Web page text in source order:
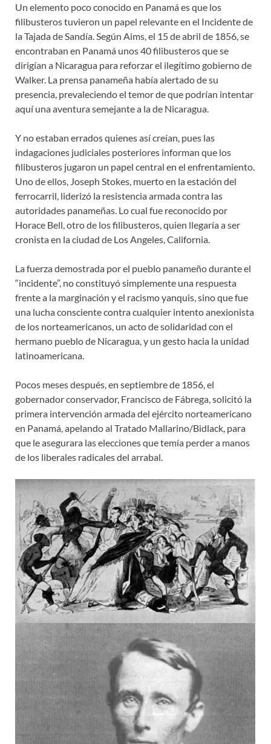
Un elemento poco conocido en Panamá es que los
filibusteros tuvieron un papel relevante en el Incidente de
la Tajada de Sandía. Según Aims, el 15 de abril de 1856, se
encontraban en Panamá unos 40 filibusteros que se
dirigían a Nicaragua para reforzar el ilegítimo gobierno de
Walker. La prensa panameña había alertado de su
presencia, prevaleciendo el temor de que podrían intentar
aquí una aventura semejante a la de Nicaragua.
Y no estaban errados quienes así creían, pues las
indagaciones judiciales posteriores informan que los
filibusteros jugaron un papel central en el enfrentamiento.
Uno de ellos, Joseph Stokes, muerto en la estación del
ferrocarril, liderizó la resistencia armada contra las
autoridades panameñas. Lo cual fue reconocido por
Horace Bell, otro de los filibusteros, quien llegaría a ser
cronista en la ciudad de Los Angeles, California.
La fuerza demostrada por el pueblo panameño durante el
“incidente”, no constituyó simplemente una respuesta
frente a la marginación y el racismo yanquis, sino que fue
una lucha consciente contra cualquier intento anexionista
de los norteamericanos, un acto de solidaridad con el
hermano pueblo de Nicaragua, y un gesto hacia la unidad
latinoamericana.
Pocos meses después, en septiembre de 1856, el
gobernador conservador, Francisco de Fábrega, solicitó la
primera intervención armada del ejército norteamericano
en Panamá, apelando al Tratado Mallarino/Bidlack, para
que le asegurara las elecciones que temía perder a manos
de los liberales radicales del arrabal.